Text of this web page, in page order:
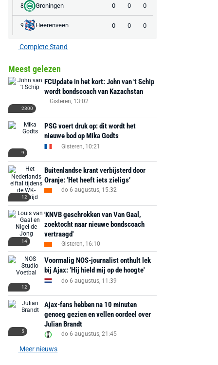
8 Groningen 0 0 0
9 Heerenveen 0 0 0
Complete Stand
Meest gelezen
2800
FCUpdate in het kort: John van 't Schip
wordt bondscoach van Kazachstan
Gisteren, 13:02
9
PSG voert druk op: dit wordt het
nieuwe bod op Mika Godts
Gisteren, 10:21
12
Buitenlandse krant verbijsterd door
Oranje: ‘Het heeft iets zieligs’
do 6 augustus, 15:32
14
'KNVB geschrokken van Van Gaal,
zoektocht naar nieuwe bondscoach
vertraagd'
Gisteren, 16:10
12
Voormalig NOS-journalist onthult lek
bij Ajax: ‘Hij hield mij op de hoogte'
do 6 augustus, 11:39
5
Ajax-fans hebben na 10 minuten
genoeg gezien en vellen oordeel over
Julian Brandt
do 6 augustus, 21:45
Meer nieuws